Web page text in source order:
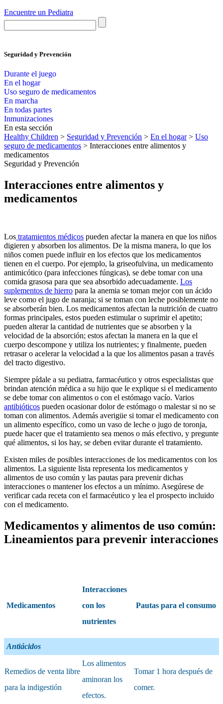
Encuentre un Pediatra
Seguridad y Prevención
Durante el juego
En el hogar
Uso seguro de medicamentos
En marcha
En todas partes
Inmunizaciones
En esta sección
Healthy Children > Seguridad y Prevención > En el hogar> Uso
seguro de medicamentos > Interacciones entre alimentos y
medicamentos
Seguridad y Prevención
Interacciones entre alimentos y
medicamentos
Los tratamientos médicos pueden afectar la manera en que los niños
digieren y absorben los alimentos. De la misma manera, lo que los
niños comen puede influir en los efectos que los medicamentos
tienen en el cuerpo. Por ejemplo, la griseofulvina, un medicamento
antimicótico (para infecciones fúngicas), se debe tomar con una
comida grasosa para que sea absorbido adecuadamente. Los
suplementos de hierro para la anemia se toman mejor con un ácido
leve como el jugo de naranja; si se toman con leche posiblemente no
se absorberán bien. Los medicamentos afectan la nutrición de cuatro
formas principales, estos pueden estimular o suprimir el apetito;
pueden alterar la cantidad de nutrientes que se absorben y la
velocidad de la absorción; estos afectan la manera en la que el
cuerpo descompone y utiliza los nutrientes; y finalmente, pueden
retrasar o acelerar la velocidad a la que los alimentos pasan a través
del tracto digestivo.
Siempre pídale a su pediatra, farmacéutico y otros especialistas que
brindan atención médica a su hijo que le explique si el medicamento
se debe tomar con alimentos o con el estómago vacío. Varios
antibióticos pueden ocasionar dolor de estómago o malestar si no se
toman con alimentos. Además averigüe si tomar el medicamento con
un alimento específico, como un vaso de leche o jugo de toronja,
puede hacer que el tratamiento sea menos o más efectivo, y pregunte
qué alimentos, si los hay, se deben evitar durante el tratamiento.
Existen miles de posibles interacciones de los medicamentos con los
alimentos. La siguiente lista representa los medicamentos y
alimentos de uso común y las pautas para prevenir dichas
interacciones o mantener los efectos a un mínimo. Asegúrese de
verificar cada receta con el farmacéutico y lea el prospecto incluido​
con el medicamento.
Medicamentos y alimentos de uso común:
Lineamientos para prevenir interacciones
Medicamentos
Interacciones
con los
nutrientes
Pautas para el consumo
Antiácidos
Remedios de venta libre
para la indigestión
Los alimentos
aminoran los
efectos.
Tomar 1 hora después de
comer.